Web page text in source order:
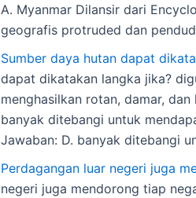
A. Myanmar Dilansir dari
geografis protruded dan
Sumber daya hutan dapat
dapat dikatakan langka jika?
menghasilkan rotan, damar,
banyak ditebangi untuk
Jawaban: D. banyak ditebangi
Perdagangan luar negeri juga
negeri juga mendorong tiap